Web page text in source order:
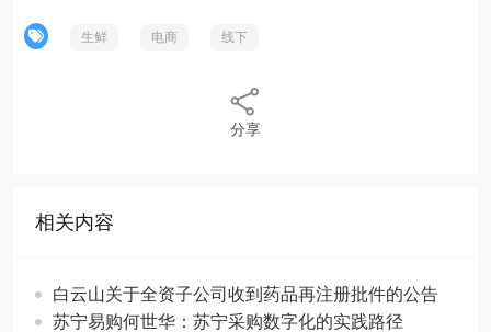
生鲜 电商 线下
分享
相关内容
白云山关于全资子公司收到药品再注册批件的公告
苏宁易购何世华：苏宁采购数字化的实践路径